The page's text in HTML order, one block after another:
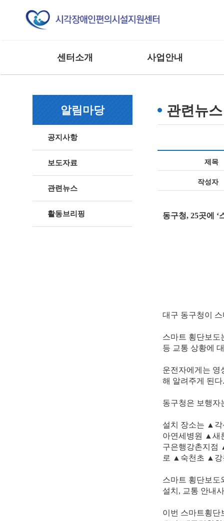
센터소개
조직도
연혁
사업 및 행사
사업안내
모니터링 사업
연구 및 제도개선사업
기타 외부 용역 사업
알림마당
공지사항
보도자료
관련뉴스
활동브리핑
관련뉴스
제목
작성자
동구청, 25곳에
대구 동구청이
스마트 횡단보
등 교통 상황에
운전자에게는 영
해 알려주게 된다.
동구청은 보행자
설치 장소는 ▲
아연세병원 ▲새
구은행강촌지
로 ▲숙천초 ▲강
스마트 횡단보도
설치, 교통 안내
이번 스마트횡단